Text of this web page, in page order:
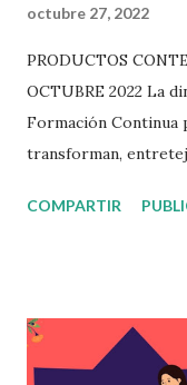
octubre 27, 2022
PRODUCTOS
OCTUBRE 2022 La
Formación Continua
transforman,
una guía de trabajo
propone que el
su organización, la
COMPARTIR